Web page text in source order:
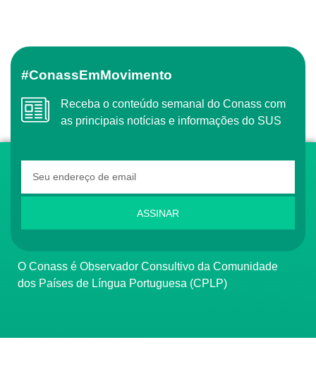
#ConassEmMovimento
Receba o conteúdo semanal do Conass com
as principais notícias e informações do SUS
ASSINAR
O Conass é Observador Consultivo da Comunidade
dos Países de Língua Portuguesa (CPLP)